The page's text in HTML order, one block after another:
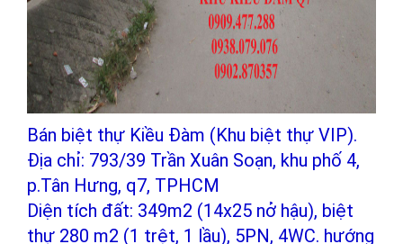
Bán biệt thự Kiều Đàm (Khu biệt thự VIP).
Địa chỉ: 793/39 Trần Xuân Soạn, khu phố 4,
p.Tân Hưng, q7, TPHCM
Diện tích đất: 349m2 (14x25 nở hậu), biệt
thự 280 m2 (1 trệt, 1 lầu), 5PN, 4WC. hướng